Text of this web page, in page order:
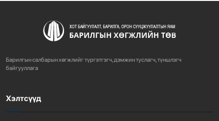
ХОТ БАЙГУУЛАЛТЫН ТУХАЙ ХУУЛИЙН
3 сарын өмнө
Барилгын салбарын хөгжлийг түргэтгэгч, дэмжин туслагч, түншлэгч
байгууллага
Хэлтсүүд